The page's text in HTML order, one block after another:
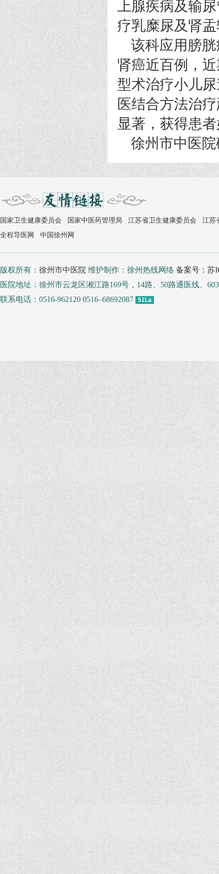
上腺疾病及输
疗乳糜尿及肾
该科应用膀
肾癌近百例，
型术治疗小儿
医结合方法治
显著，获得患
徐州市中医院
国家卫生健康委员会 国家中医药管理局 江苏省卫生健康委员会
江苏
全程导医网
中国徐州网
版权所有： 徐州市中医院 维护制作：徐州热线网络 备案号：苏
医院地址：徐州市云龙区湘江路169号，14路、50路通医线、
联系电话：0516-962120 0516–68692087
51La